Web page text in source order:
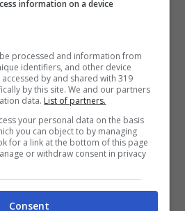
di gustare anche il film
deifratelli
di seguito, il
entusiasmantetrailer del
information on a device
processed and information from
identifiers, and other device
by and shared with 319
by this site. We and our partners
data. List of partners.
your personal data on the basis
you can object to by managing
for a link at the bottom of this page
or withdraw consent in privacy
Consent